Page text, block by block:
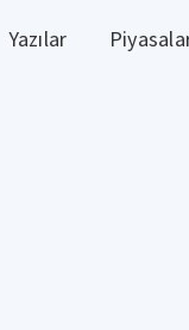
Yazılar